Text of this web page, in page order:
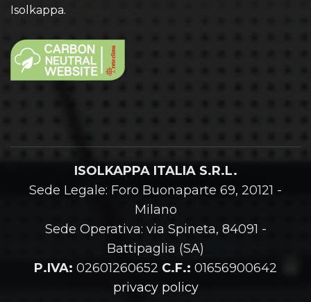
Isolkappa.
ISOLKAPPA ITALIA S.R.L.
Sede Legale: Foro Buonaparte 69, 20121 -
Milano
Sede Operativa: via Spineta, 84091 -
Battipaglia (SA)
P.IVA: 02601260652 C.F.: 01656900642
privacy policy